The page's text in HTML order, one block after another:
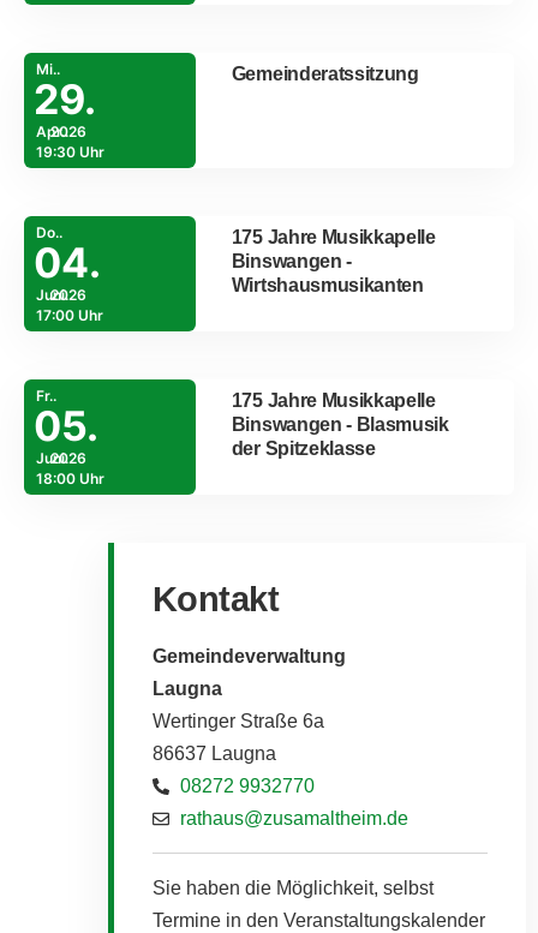
Mi..
29.
Apr..2026
19:30 Uhr
Gemeinderatssitzung
Do..
04.
Juni.2026
17:00 Uhr
175 Jahre Musikkapelle
Binswangen -
Wirtshausmusikanten
Fr..
05.
Juni.2026
18:00 Uhr
175 Jahre Musikkapelle
Binswangen - Blasmusik
der Spitzeklasse
Kontakt
Gemeindeverwaltung
Laugna
Wertinger Straße 6a
86637 Laugna
08272 9932770
rathaus@zusamaltheim.de
Sie haben die Möglichkeit, selbst
Termine in den Ver­anstal­tungs­kalender